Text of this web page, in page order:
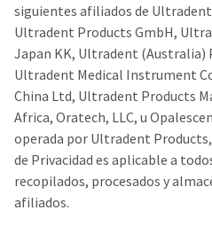
siguientes afiliados de
Ultradent Products GmbH,
Japan KK, Ultradent (Australia)
Ultradent Medical Instrument
China Ltd, Ultradent Products
Africa, Oratech, LLC, u
operada por Ultradent
de Privacidad es aplicable a
recopilados, procesados y
afiliados.
the
item
is
ready
to
ship.
You
have
the
option
cancel
the
and
an
invoice
number
for
identification.
You
now